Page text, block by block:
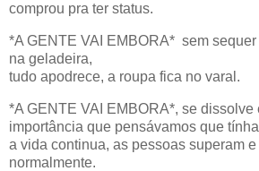
comprou pra ter status.
*A GENTE VAI EMBORA* sem
na geladeira,
tudo apodrece, a roupa fica no varal.
*A GENTE VAI EMBORA*, se dissolve
importância que pensávamos que
a vida continua, as pessoas superam
normalmente.